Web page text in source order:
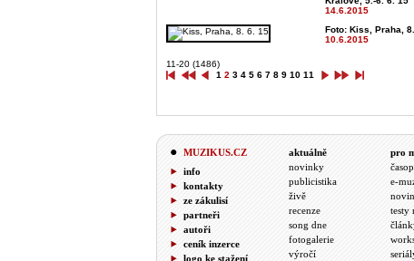
14.6.2015
Foto: Kiss, Praha,
10.6.2015
11-20 (1486)
1 2 3 4 5 6 7 8 9 10 11
MUZIKUS.CZ
info
kontakty
ze zákulisí
partneři
autoři
ceník inzerce
logo ke stažení
aktuálně
novinky
publicistika
živě
recenze
song dne
fotogalerie
výročí
pro
e-
testy